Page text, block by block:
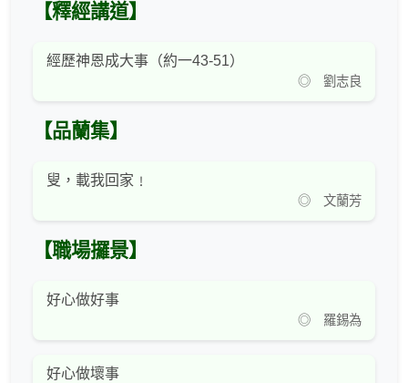
【釋經講道】
經歷神恩成大事（約一43-51）
◎ 劉志良
【品蘭集】
叟，載我回家﹗
◎ 文蘭芳
【職場攞景】
好心做好事
◎ 羅錫為
好心做壞事